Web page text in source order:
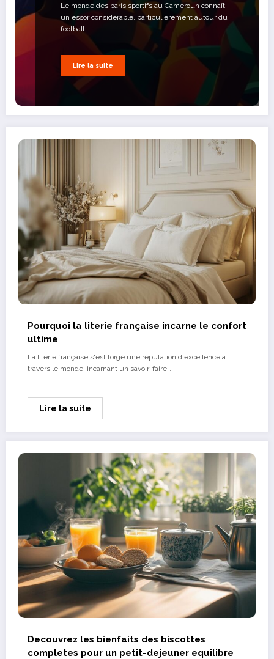
Le monde des paris sportifs au Cameroun connaît
un essor considérable, particulièrement autour du
football…
Lire la suite
Pourquoi la literie française incarne le confort
ultime
La literie française s'est forgé une réputation d'excellence à
travers le monde, incarnant un savoir-faire…
Lire la suite
Decouvrez les bienfaits des biscottes
completes pour un petit-dejeuner equilibre